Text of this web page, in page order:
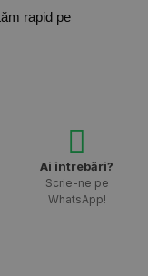
rapid pe
Ai întrebări?
Scrie-ne pe
WhatsApp!